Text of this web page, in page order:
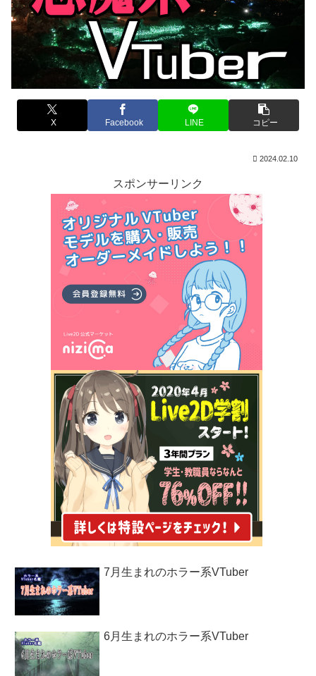
X Facebook LINE コピー
2024.02.10
スポンサーリンク
7月生まれのホラー系VTuber
6月生まれのホラー系VTuber